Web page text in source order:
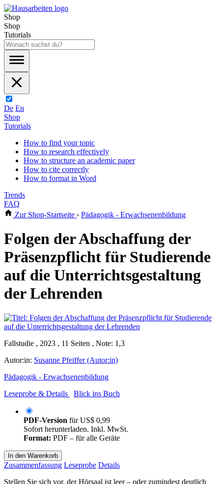
Shop
Shop
Tutorials
De En
Shop
Tutorials
How to find your topic
How to research effectively
How to structure an academic paper
How to cite correctly
How to format in Word
Trends
FAQ
Zur Shop-Startseite › Pädagogik - Erwachsenenbildung
Folgen der Abschaffung der
Präsenzpflicht für Studierende
auf die Unterrichtsgestaltung
der Lehrenden
Fallstudie , 2023 , 11 Seiten , Note: 1,3
Autor:in: Susanne Pfeiffer (Autor:in)
Pädagogik - Erwachsenenbildung
Leseprobe & Details
Blick ins Buch
PDF-Version fürUS$ 0,99
Sofort herunterladen. Inkl. MwSt.
Format: PDF – für alle Geräte
In den Warenkorb
Zusammenfassung Leseprobe Details
Stellen Sie sich vor, der Hörsaal ist leer – oder zumindest deutlich